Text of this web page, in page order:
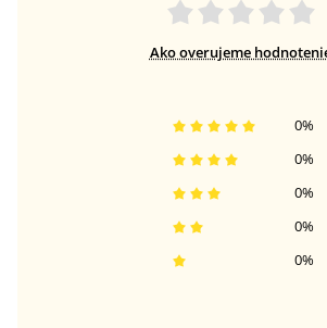
Ako overujeme
0%
0%
0%
0%
0%